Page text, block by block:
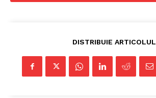
PRESShub
Despre noi / Echipa
DISTRIBUIE ARTICOLUL